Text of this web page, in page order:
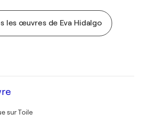
les œuvres de Eva Hidalgo
sur Toile